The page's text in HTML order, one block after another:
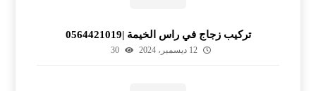
تركيب زجاج في راس الخيمة |0564421019
12 ديسمبر، 2024 30